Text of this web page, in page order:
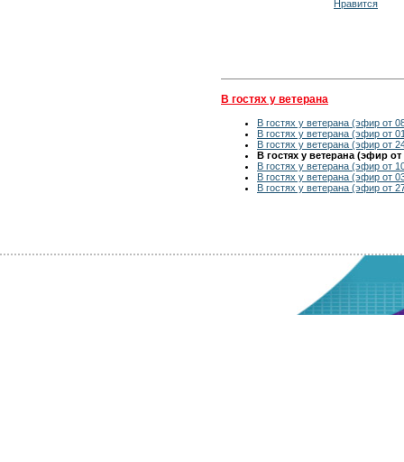
Нравится
В гостях у ветерана
В гостях у ветерана (эфир от
В гостях у ветерана (эфир от
В гостях у ветерана (эфир от
В гостях у ветерана (эфир от
В гостях у ветерана (эфир от
В гостях у ветерана (эфир от
В гостях у ветерана (эфир от